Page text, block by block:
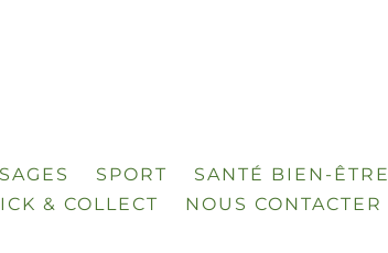
SPORT SANTÉ BIEN-ÊTRE
& COLLECT NOUS CONTACTER